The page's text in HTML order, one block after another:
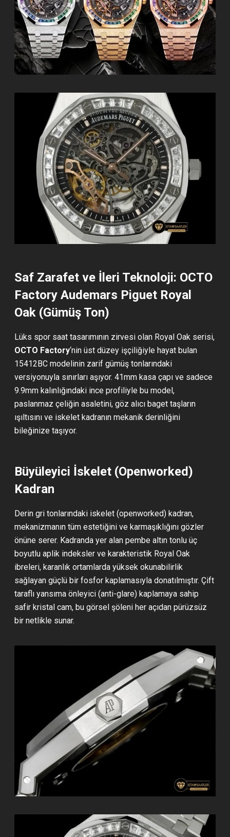
Saf Zarafet ve İleri Teknoloji: OCTO
Factory Audemars Piguet Royal
Oak (Gümüş Ton)
Lüks spor saat tasarımının zirvesi olan Royal Oak serisi,
OCTO Factory‘nin üst düzey işçiliğiyle hayat bulan
15412BC modelinin zarif gümüş tonlarındaki
versiyonuyla sınırları aşıyor. 41mm kasa çapı ve sadece
9.9mm kalınlığındaki ince profiliyle bu model,
paslanmaz çeliğin asaletini, göz alıcı baget taşların
ışıltısını ve iskelet kadranın mekanik derinliğini
bileğinize taşıyor.
Büyüleyici İskelet (Openworked)
Kadran
Derin gri tonlarındaki iskelet (openworked) kadran,
mekanizmanın tüm estetiğini ve karmaşıklığını gözler
önüne serer. Kadranda yer alan pembe altın tonlu üç
boyutlu aplik indeksler ve karakteristik Royal Oak
ibreleri, karanlık ortamlarda yüksek okunabilirlik
sağlayan güçlü bir fosfor kaplamasıyla donatılmıştır. Çift
taraflı yansıma önleyici (anti-glare) kaplamaya sahip
safir kristal cam, bu görsel şöleni her açıdan pürüzsüz
bir netlikle sunar.